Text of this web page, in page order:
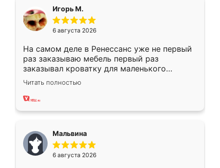
Игорь М.
6 августа 2026
На самом деле в Ренессанс уже не первый
раз заказываю мебель первый раз
заказывал кроватку для маленького
ребёнка при его рождении ,во второй раз
заказал шкаф-купе. По качеству очень
хорошее сборка достаточно быстрая,
меньше, здесь же он более разнообразный.
Мне нравится ,если что-то потребуется из
мебели буду заказывать только здесь.
Читать полностью
Мальвина
6 августа 2026